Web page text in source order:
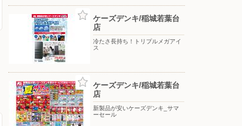
ケーズデンキ/稲城若葉台
店
冷たさ長持ち！トリプルメガアイ
ス
ケーズデンキ/稲城若葉台
店
新製品が安いケーズデンキ_サマ
ーセール